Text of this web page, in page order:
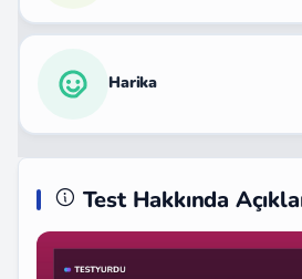
Harika
Test Hakkında